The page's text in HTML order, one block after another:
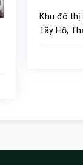
luôn tập
An Tây Hồ.
Khu đô thị
Tây Hồ,